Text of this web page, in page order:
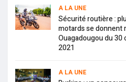
A LA UNE
Sécurité routière :
motards se donnent
Ouagadougou du
2021
A LA UNE